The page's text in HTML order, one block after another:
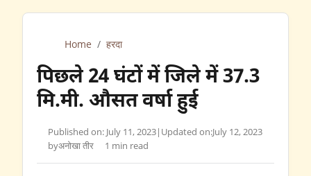
Home / हरदा
पिछले 24 घंटों में जिले में 37.3
मि.मी. औसत वर्षा हुई
Published on: July 11, 2023| Updated on:July 12, 2023
byअनोखा तीर 1 min read